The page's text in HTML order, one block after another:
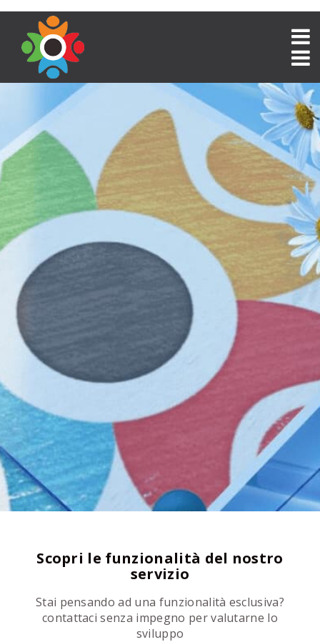
Scopri le funzionalità del nostro
servizio
Stai pensando ad una funzionalità esclusiva?
contattaci senza impegno per valutarne lo
sviluppo